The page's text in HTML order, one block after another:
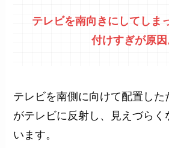
テレビを南向きにしてしま
付けすぎが原因
テレビを南側に向けて配置した
がテレビに反射し、見えづらく
います。